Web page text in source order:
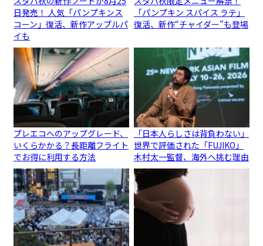
日発売！ 人気「パンプキンス
コーン」復活、新作アップルパ
イも
「パンプキン スパイス ラテ」
復活、新作“チャイダー”も登場
プレエコへのアップグレード、
いくらかかる？長距離フライト
でお得に利用する方法
「日本人らしさは背負わない」
世界で評価された「FUJIKO」
木村太一監督、海外へ挑む理由